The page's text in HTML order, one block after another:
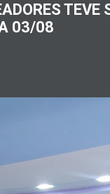
03/08